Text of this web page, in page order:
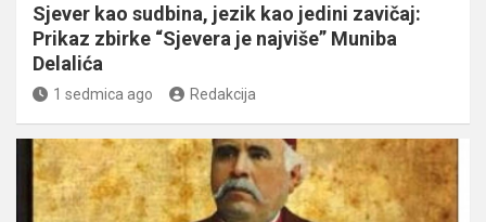
Sjever kao sudbina, jezik kao jedini zavičaj:
Prikaz zbirke “Sjevera je najviše” Muniba
Delalića
1 sedmica ago Redakcija